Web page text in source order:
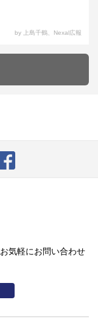
by 上島千鶴、Nexal広報
気軽にお問い合わせ